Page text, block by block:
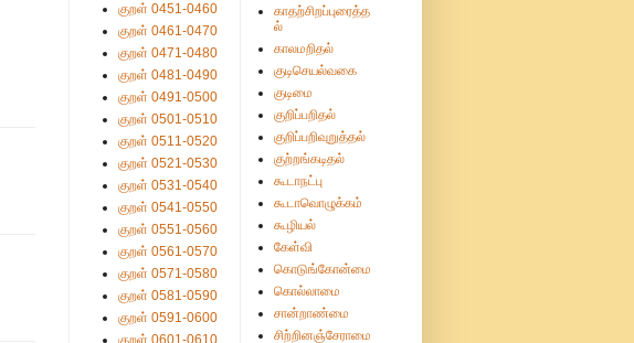
குறள் 0451-0460
குறள் 0461-0470
குறள் 0471-0480
குறள் 0481-0490
குறள் 0491-0500
குறள் 0501-0510
குறள் 0511-0520
குறள் 0521-0530
குறள் 0531-0540
குறள் 0541-0550
குறள் 0551-0560
குறள் 0561-0570
குறள் 0571-0580
குறள் 0581-0590
குறள் 0591-0600
காதற்சிறப்புரைத்த
ல்
காலமறிதல்
குடிசெயல்வகை
குடிமை
குறிப்பறிதல்
குறிப்பறிவுறுத்தல்
குற்றங்கடிதல்
கூடாநட்பு
கூடாவொழுக்கம்
கூழியல்
கேள்வி
கொடுங்கோன்மை
கொல்லாமை
சான்றாண்மை
சிற்றினஞ்சேராமை